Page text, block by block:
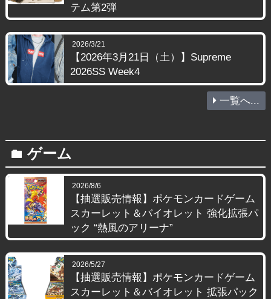
テム第2弾
2026/3/21
【2026年3月21日（土）】Supreme
2026SS Week4
一覧へ...
folder ゲーム
2026/8/6
【抽選販売情報】ポケモンカードゲーム
スカーレット＆バイオレット 強化拡張パ
ック “熱風のアリーナ”
2026/5/27
【抽選販売情報】ポケモンカードゲーム
スカーレット＆バイオレット 拡張パック